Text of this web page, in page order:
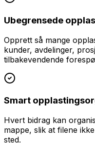
Ubegrensede
Opprett så mange
kunder, avdelinger,
tilbakevendende
Smart
Hvert bidrag kan
mappe, slik at filene
sted.